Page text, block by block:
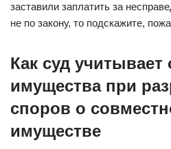
заставили заплатить за
не по закону, то подскажите,
Как суд учитывает
имущества при
споров о
имуществе